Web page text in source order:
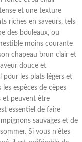
et une texture
riches en saveurs, tels
des bouleaux, ou
moins courante
chapeau brun clair et
douce et
pour les plats légers et
espèces de cèpes
et peuvent être
essentiel de faire
sauvages et de
Si vous n’êtes